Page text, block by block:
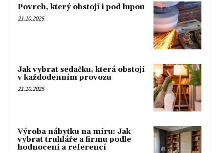
Povrch, který obstojí i pod lupou
21.10.2025
Jak vybrat sedačku, která obstojí
v každodenním provozu
21.10.2025
Výroba nábytku na míru: Jak
vybrat truhláře a firmu podle
hodnocení a referencí